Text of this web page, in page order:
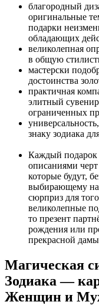
благородный
оригинальные
подарки
обладающих
великолепная
в общую
мастерски
достоинства
практичная
элитный
ограниченных
знаку зодиака
Каждый подарок
описаниями черт
которые будут,
выбирающему
сюрприз для
великолепные
то презент
рождения или
прекрасной
Магическая
Зодиака —
Женщин и